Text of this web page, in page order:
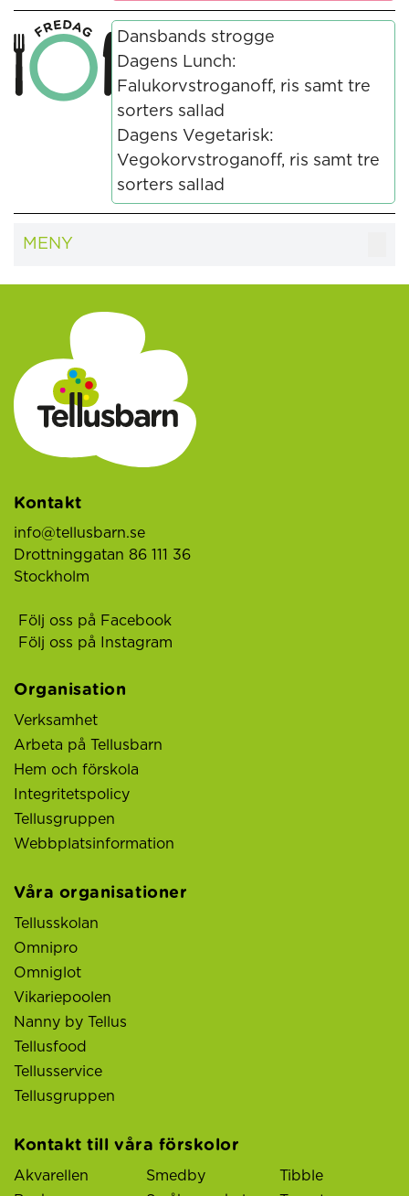
Dansbands strogge
Dagens Lunch:
Falukorvstroganoff, ris samt tre
sorters sallad
Dagens Vegetarisk:
Vegokorvstroganoff, ris samt tre
sorters sallad
MENY
Kontakt
info@tellusbarn.se
Drottninggatan 86 111 36
Stockholm
Följ oss på Facebook
Följ oss på Instagram
Organisation
Verksamhet
Arbeta på Tellusbarn
Hem och förskola
Integritetspolicy
Tellusgruppen
Webbplatsinformation
Våra organisationer
Tellusskolan
Omnipro
Omniglot
Vikariepoolen
Nanny by Tellus
Tellusfood
Tellusservice
Tellusgruppen
Kontakt till våra förskolor
Akvarellen
Smedby
Tibble